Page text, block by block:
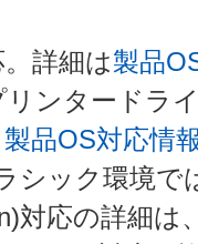
詳細は製品
ンタードラ
製品OS対応情
シック環境で
対応の詳細は